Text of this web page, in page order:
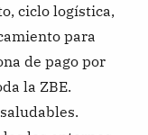
ciclo logística,
para
de pago por
la ZBE.